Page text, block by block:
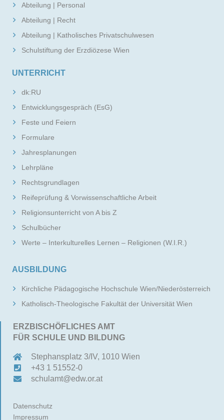
Abteilung | Personal
Abteilung | Recht
Abteilung | Katholisches Privatschulwesen
Schulstiftung der Erzdiözese Wien
UNTERRICHT
dk:RU
Entwicklungsgespräch (EsG)
Feste und Feiern
Formulare
Jahresplanungen
Lehrpläne
Rechtsgrundlagen
Reifeprüfung & Vorwissenschaftliche Arbeit
Religionsunterricht von A bis Z
Schulbücher
Werte – Interkulturelles Lernen – Religionen (W.I.R.)
AUSBILDUNG
Kirchliche Pädagogische Hochschule Wien/Niederösterreich
Katholisch-Theologische Fakultät der Universität Wien
ERZBISCHÖFLICHES AMT
FÜR SCHULE UND BILDUNG
Stephansplatz 3/IV, 1010 Wien
+43 1 51552-0
schulamt@edw.or.at
Datenschutz
Impressum